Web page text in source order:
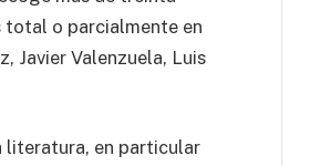
total o parcialmente en
Javier Valenzuela, Luis
literatura, en particular